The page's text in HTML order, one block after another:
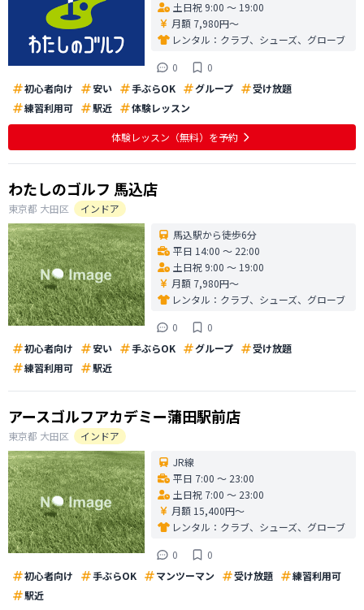
土日祝 9:00 〜 19:00
月額 7,980円〜
レンタル： クラブ、シューズ、グローブ
0
0
初心者向け
安い 手ぶらOK グループ
受け放題
練習利用可
駅近 体験レッスン
体験レッスン （無料） を予約
わたしのゴルフ 馬込店
東京都 大田区
インドア
馬込駅から徒歩6分
平日 14:00 〜 22:00
土日祝 9:00 〜 19:00
月額 7,980円〜
レンタル： クラブ、シューズ、グローブ
0
0
初心者向け
安い 手ぶらOK グループ
受け放題
練習利用可
駅近
アースゴルフアカデミー蒲田駅前店
東京都 大田区
インドア
JR線
平日 7:00 〜 23:00
土日祝 7:00 〜 23:00
月額 15,400円〜
レンタル： クラブ、シューズ、グローブ
0
0
初心者向け
手ぶらOK マンツーマン 受け放題
練習利用可
駅近